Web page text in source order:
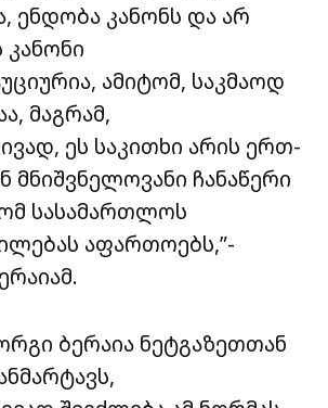
ენდობა კანონს და არ
კანონი
ამიტომ, საკმაოდ
მაგრამ,
ეს საკითხი არის ერთ-
მნიშვნელოვანი ჩანაწერი
სასამართლოს
აფართოებს,”-
ბერაია ნეტგაზეთთან